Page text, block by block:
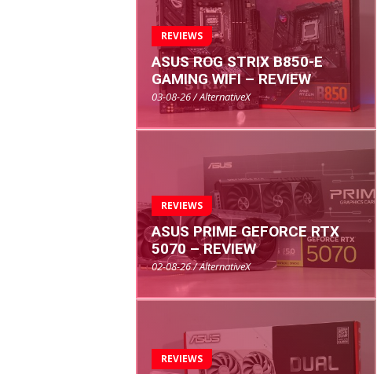
REVIEWS
ASUS ROG STRIX B850-E
GAMING WIFI – REVIEW
03-08-26 / AlternativeX
REVIEWS
ASUS PRIME GEFORCE RTX
5070 – REVIEW
02-08-26 / AlternativeX
REVIEWS